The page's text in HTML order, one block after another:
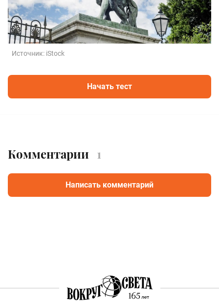
Источник: iStock
Начать тест
Комментарии 1
Написать комментарий